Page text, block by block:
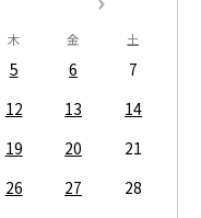
木 金 土
5 6
7
12 13
14
19 20
21
26 27
28